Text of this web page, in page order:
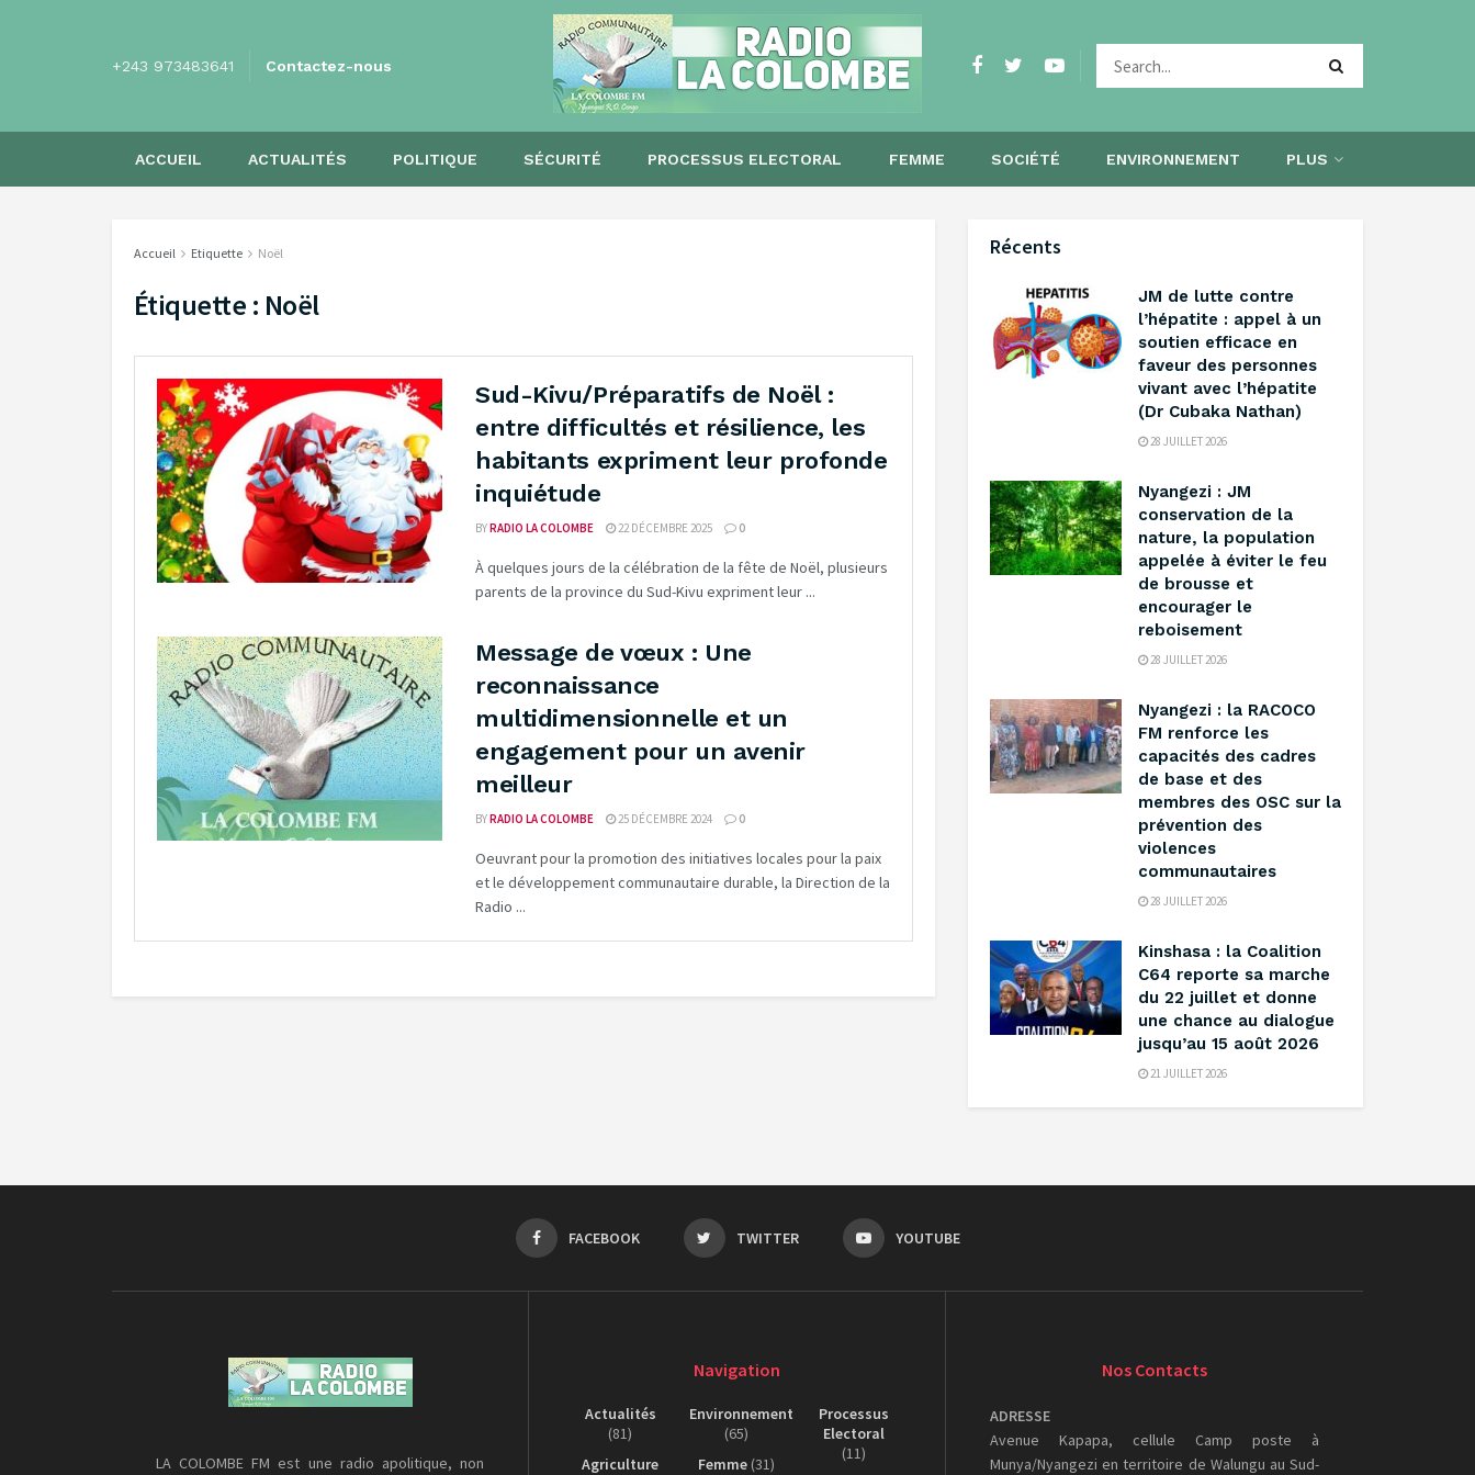
+243 973483641 Contactez-nous
ACCUEIL ACTUALITÉS POLITIQUE SÉCURITÉ PROCESSUS ELECTORAL FEMME SOCIÉTÉ ENVIRONNEMENT PLUS
Accueil Etiquette Noël
Étiquette : Noël
Sud-Kivu/Préparatifs de Noël :
entre difficultés et résilience, les
habitants expriment leur profonde
inquiétude
BYRADIO LA COLOMBE 22 DÉCEMBRE 2025 0
À quelques jours de la célébration de la fête de Noël, plusieurs
parents de la province du Sud-Kivu expriment leur ...
Message de vœux : Une
reconnaissance
multidimensionnelle et un
engagement pour un avenir
meilleur
BYRADIO LA COLOMBE 25 DÉCEMBRE 2024 0
Oeuvrant pour la promotion des initiatives locales pour la paix
et le développement communautaire durable, la Direction de la
Radio ...
Récents
‎JM de lutte contre
l’hépatite : appel à un
soutien efficace en
faveur des personnes
vivant avec l’hépatite
(Dr Cubaka Nathan)
28 JUILLET 2026
‎Nyangezi : JM
conservation de la
nature, la population
appelée à éviter le feu
de brousse et
encourager le
reboisement ‎
28 JUILLET 2026
‎Nyangezi : la RACOCO
FM renforce les
capacités des cadres
de base et des
membres des OSC sur la
prévention des
violences
communautaires ‎
28 JUILLET 2026
Kinshasa : la Coalition
C64 reporte sa marche
du 22 juillet et donne
une chance au dialogue
jusqu’au 15 août 2026
21 JUILLET 2026
FACEBOOK TWITTER YOUTUBE
LA COLOMBE FM est une radio apolitique, non
Navigation
Actualités
(81)
Agriculture
Environnement
(65)
Femme (31)
Processus
Electoral
(11)
Nos Contacts
ADRESSE
Avenue Kapapa, cellule Camp poste à
Munya/Nyangezi en territoire de Walungu au Sud-